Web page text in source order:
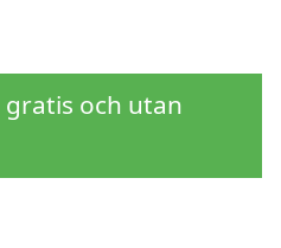
gratis och utan